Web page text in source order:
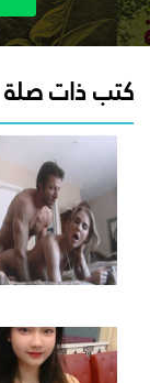
كتب ذات صلة